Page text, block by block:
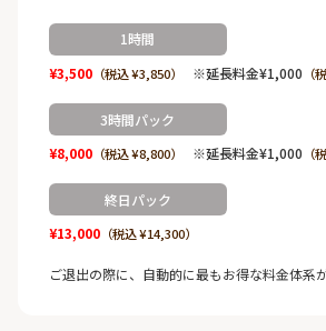
1時間
¥3,500（税込 ¥3,850） ※延長料金¥1,000 （
3時間パック
¥8,000（税込 ¥8,800） ※延長料金¥1,000 （
終日パック
¥13,000（税込 ¥14,300）
ご退出の際に、自動的に最もお得な料金体系